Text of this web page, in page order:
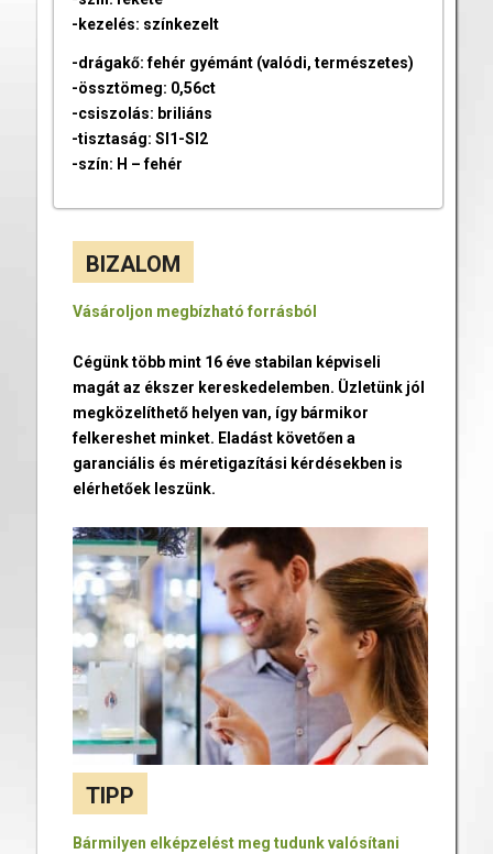
-kezelés: színkezelt
-drágakő: fehér gyémánt (valódi, természetes)
-össztömeg: 0,56ct
-csiszolás: briliáns
-tisztaság: SI1-SI2
-szín: H – fehér
BIZALOM
Vásároljon megbízható forrásból
Cégünk több mint 16 éve stabilan képviseli
magát az ékszer kereskedelemben. Üzletünk jól
megközelíthető helyen van, így bármikor
felkereshet minket. Eladást követően a
garanciális és méretigazítási kérdésekben is
elérhetőek leszünk.
TIPP
Bármilyen elképzelést meg tudunk valósítani